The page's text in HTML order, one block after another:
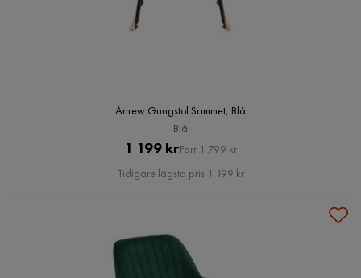
Anrew Gungstol Sammet, Blå
Blå
Pris
1 199 krOriginal
Pris
Förr 1 799 kr
Tidigare lägsta pris 1 199 kr